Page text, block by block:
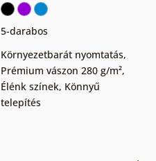
5-darabos
Környezetbarát nyomtatás,
Prémium vászon 280 g/m²,
Élénk színek, Könnyű
telepítés